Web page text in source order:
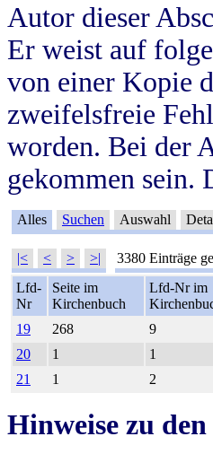
Autor dieser
Er weist auf
von einer Kopie
zweifelsfreie
worden. Bei der
gekommen sein.
Alles Suchen Auswahl
|< < > >| 3380 Einträge
Lfd-
Nr
Seite im
Kirchenbuch
Lfd-Nr im
19
268 9
20
1 1
21
1 2
Hinweise zu